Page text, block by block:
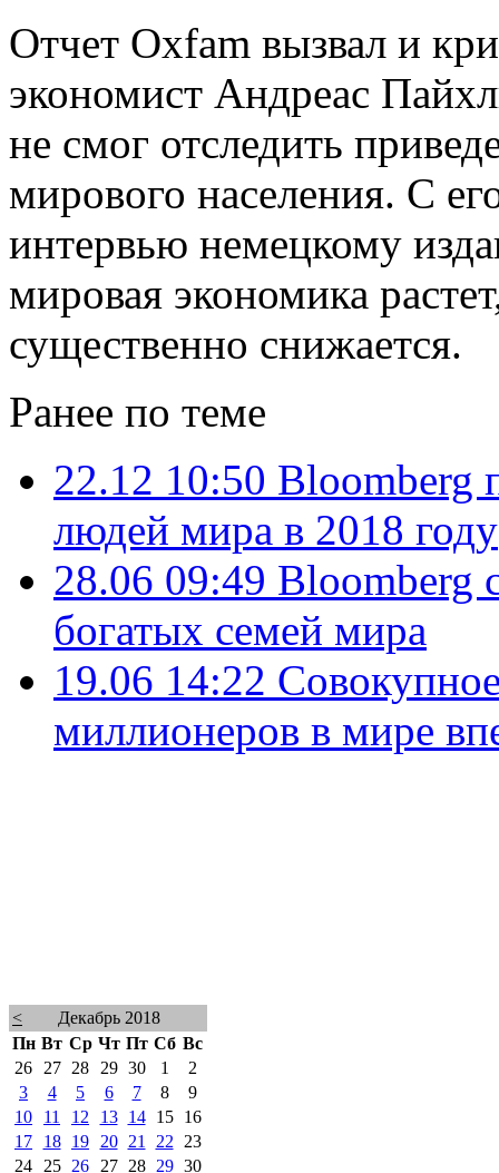
Отчет Oxfam вызвал и
экономист Андреас
не смог отследить
мирового населения. С
интервью немецкому
мировая экономика
существенно снижается.
Ранее по теме
22.12 10:50 Bloomberg
людей мира в 2018 году
28.06 09:49 Bloomberg
богатых семей мира
19.06 14:22
миллионеров в мире
<
Декабрь 2018
Пн Вт Ср Чт Пт Сб Вс
26
27 28 29 30 1
2
3
4 5 6 7 8
9
10
11 12 13 14 15
16
17
18 19 20 21 22
23
24
25 26 27 28 29 30